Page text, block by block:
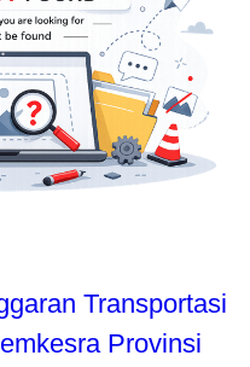
Transportasi
Provinsi